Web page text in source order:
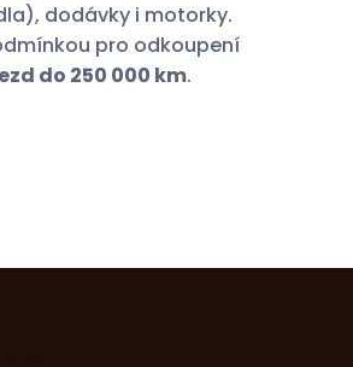
dodávky i motorky.
pro odkoupení
do 250 000 km.